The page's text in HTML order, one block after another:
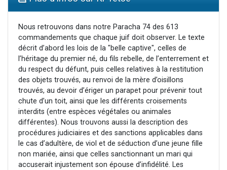
12 nouvelles musiques dans Torah-Box Music
3 personnes viennent de nous rejoindre sur WhatsApp
2 personnes viennent de nous rejoindre sur WhatsApp
Nous retrouvons dans notre Paracha 74 des 613
commandements que chaque juif doit observer. Le texte
décrit d’abord les lois de la "belle captive", celles de
l’héritage du premier né, du fils rebelle, de l’enterrement et
du respect du défunt, puis celles relatives à la restitution
des objets trouvés, au renvoi de la mère d’oisillons
trouvés, au devoir d’ériger un parapet pour prévenir tout
chute d’un toit, ainsi que les différents croisements
interdits (entre espèces végétales ou animales
différentes). Nous trouvons aussi la description des
procédures judiciaires et des sanctions applicables dans
le cas d’adultère, de viol et de séduction d’une jeune fille
non mariée, ainsi que celles sanctionnant un mari qui
accuserait injustement son épouse d’infidélité. Les